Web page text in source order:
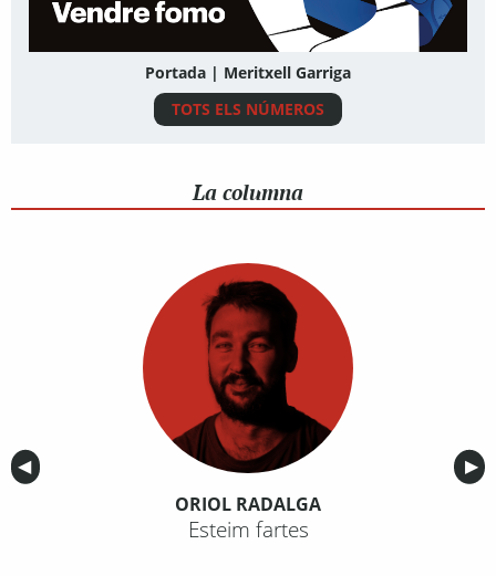
Portada | Meritxell Garriga
TOTS ELS NÚMEROS
La columna
Anterior
◀︎ ▶︎
ORIOL RADALGA
Esteim fartes